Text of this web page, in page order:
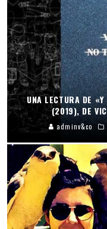
UNA LECTURA DE
(2019), DE
adminv&co